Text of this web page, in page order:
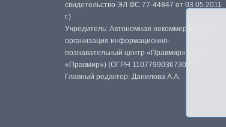
свидетельство ЭЛ ФС 77-44847 от 03.05.2011
г.)
Учредитель: Автономная некоммерческая
организация информационно-
познавательный центр «Правмир» (АНО
«Правмир») (ОГРН 1107799036730)
Главный редактор: Данилова А.А.